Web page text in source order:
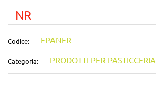
NR
Codice: FPANFR
Categoria: PRODOTTI PER PASTICCERIA